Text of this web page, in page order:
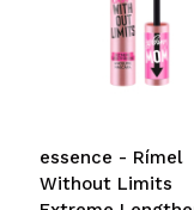
essence - Rímel
Without Limits